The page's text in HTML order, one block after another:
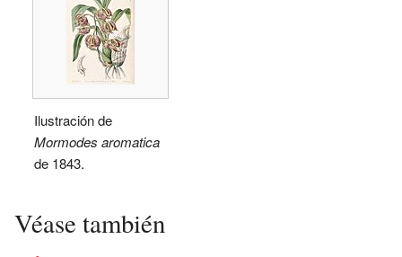
Ilustración de
Mormodes aromatica
de 1843.
Véase también